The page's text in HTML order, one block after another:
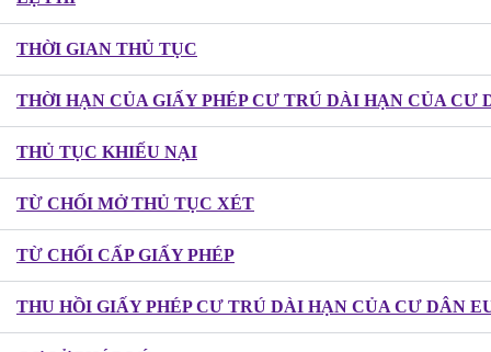
THỜI GIAN THỦ TỤC
THỜI HẠN CỦA GIẤY PHÉP CƯ TRÚ DÀI HẠN CỦA CƯ
THỦ TỤC KHIẾU NẠI
TỪ CHỐI MỞ THỦ TỤC XÉT
TỪ CHỐI CẤP GIẤY PHÉP
THU HỒI GIẤY PHÉP CƯ TRÚ DÀI HẠN CỦA CƯ DÂN